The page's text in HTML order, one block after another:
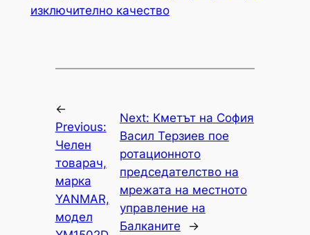
изключително качество
←
Previous:
Челен
товарач,
марка
YANMAR,
модел
Next: Кметът на София
Васил Терзиев пое
ротационното
председателство на
мрежата на местното
управление на
Балканите
→